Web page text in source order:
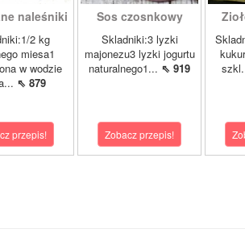
naleśniki
2 kg
miesa1
w wodzie
⇖ 879
przepis!
Sos czosnkowy
Skladniki:3 lyzki
majonezu3 lyzki jogurtu
naturalnego1... ⇖ 919
Zobacz przepis!